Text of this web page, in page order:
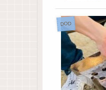
DOD